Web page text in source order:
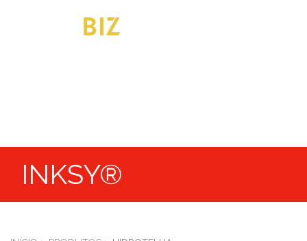
INKSY®